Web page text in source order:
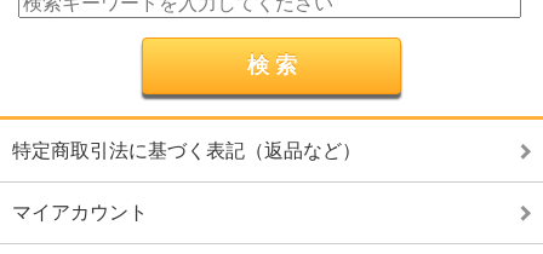
特定商取引法に基づく表記（返品など）
マイアカウント